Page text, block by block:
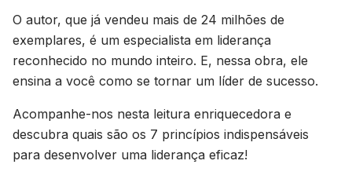
O autor, que já vendeu mais de 24 milhões de
exemplares, é um especialista em liderança
reconhecido no mundo inteiro. E, nessa obra, ele
ensina a você como se tornar um líder de sucesso.
Acompanhe-nos nesta leitura enriquecedora e
descubra quais são os 7 princípios indispensáveis
para desenvolver uma liderança eficaz!